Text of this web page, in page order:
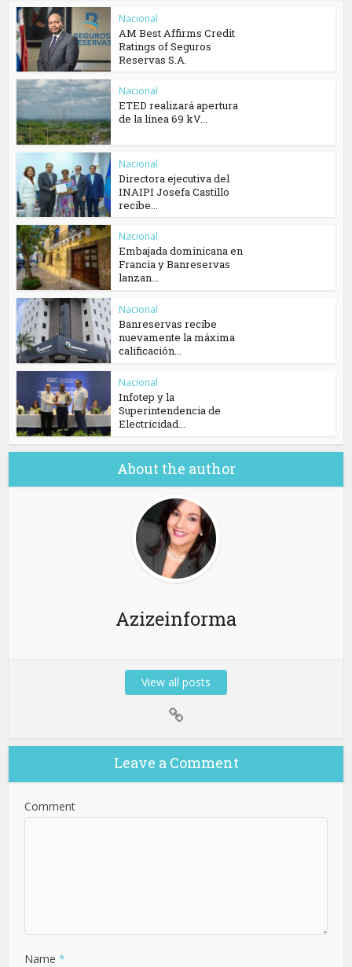
Nacional
AM Best Affirms Credit
Ratings of Seguros
Reservas S.A.
Nacional
ETED realizará apertura
de la línea 69 kV...
Nacional
Directora ejecutiva del
INAIPI Josefa Castillo
recibe...
Nacional
Embajada dominicana en
Francia y Banreservas
lanzan...
Nacional
Banreservas recibe
nuevamente la máxima
calificación...
Nacional
Infotep y la
Superintendencia de
Electricidad...
About the author
Azizeinforma
View all posts
Leave a Comment
Comment
Name *